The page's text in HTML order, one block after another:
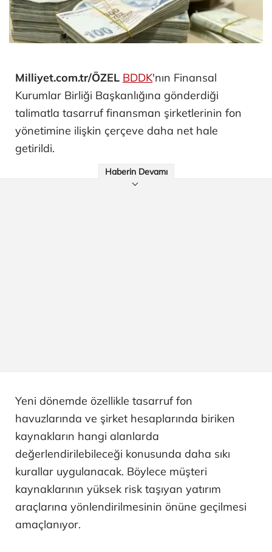
Milliyet.com.tr/ÖZEL BDDK'nın Finansal
Kurumlar Birliği Başkanlığına gönderdiği
talimatla tasarruf finansman şirketlerinin fon
yönetimine ilişkin çerçeve daha net hale
getirildi.
Haberin Devamı
Yeni dönemde özellikle tasarruf fon
havuzlarında ve şirket hesaplarında biriken
kaynakların hangi alanlarda
değerlendirilebileceği konusunda daha sıkı
kurallar uygulanacak. Böylece müşteri
kaynaklarının yüksek risk taşıyan yatırım
araçlarına yönlendirilmesinin önüne geçilmesi
amaçlanıyor.